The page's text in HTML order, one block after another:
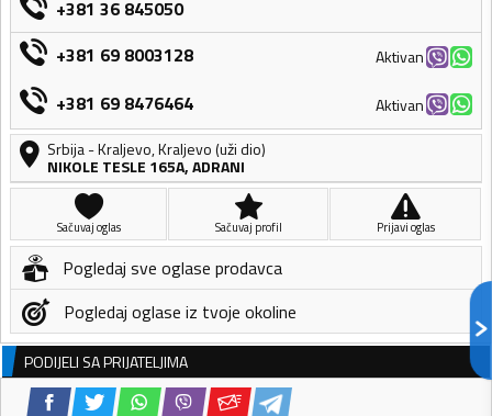
+381 36 845050
+381 69 8003128
Aktivan
+381 69 8476464
Aktivan
Srbija-Kraljevo,Kraljevo (uži dio)
NIKOLE TESLE 165A, ADRANI
Sačuvaj oglas Sačuvaj profil Prijavi oglas
Pogledaj sve oglase prodavca
Pogledaj oglase iz tvoje okoline
PODIJELI SA PRIJATELJIMA